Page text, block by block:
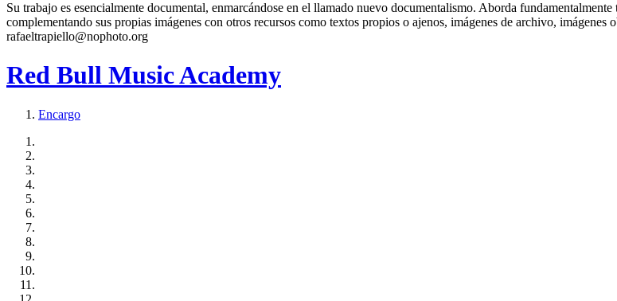
Su trabajo es esencialmente documental, enmarcándose en el llamado nuevo documentalismo. Aborda
complementando sus propias imágenes con otros recursos como textos propios o ajenos, imágenes de archivo, imágenes
rafaeltrapiello@nophoto.org
Red Bull Music Academy
Encargo